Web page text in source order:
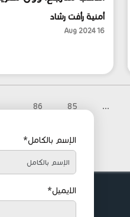
الخامس من أغسطس،
أمنية رأفت رشاد
16 Aug 2024
...
85
86
الإسم بالكامل*
الايميل*